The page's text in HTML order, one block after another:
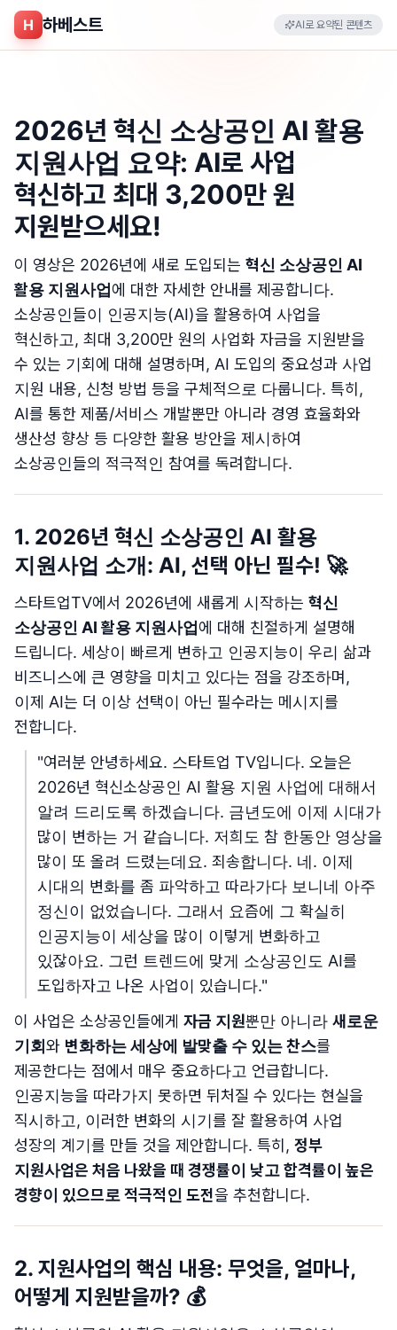
H 하베스트 AI로 요약된 콘텐츠
2026년 혁신 소상공인 AI 활용
지원사업 요약: AI로 사업
혁신하고 최대 3,200만 원
지원받으세요!
이 영상은 2026년에 새로 도입되는 혁신 소상공인 AI
활용 지원사업 에 대한 자세한 안내를 제공합니다.
소상공인들이 인공지능(AI)을 활용하여 사업을
혁신하고, 최대 3,200만 원의 사업화 자금을 지원받을
수 있는 기회에 대해 설명하며, AI 도입의 중요성과 사업
지원 내용, 신청 방법 등을 구체적으로 다룹니다. 특히,
AI를 통한 제품/서비스 개발뿐만 아니라 경영 효율화와
생산성 향상 등 다양한 활용 방안을 제시하여
소상공인들의 적극적인 참여를 독려합니다.
1. 2026년 혁신 소상공인 AI 활용
지원사업 소개: AI, 선택 아닌 필수! 🚀
스타트업TV에서 2026년에 새롭게 시작하는 혁신
소상공인 AI 활용 지원사업 에 대해 친절하게 설명해
드립니다. 세상이 빠르게 변하고 인공지능이 우리 삶과
비즈니스에 큰 영향을 미치고 있다는 점을 강조하며,
이제 AI는 더 이상 선택이 아닌 필수라는 메시지를
전합니다.
"여러분 안녕하세요. 스타트업 TV입니다. 오늘은
2026년 혁신소상공인 AI 활용 지원 사업에 대해서
알려 드리도록 하겠습니다. 금년도에 이제 시대가
많이 변하는 거 같습니다. 저희도 참 한동안 영상을
많이 또 올려 드렸는데요. 죄송합니다. 네. 이제
시대의 변화를 좀 파악하고 따라가다 보니네 아주
정신이 없었습니다. 그래서 요즘에 그 확실히
인공지능이 세상을 많이 이렇게 변화하고
있잖아요. 그런 트렌드에 맞게 소상공인도 AI를
도입하자고 나온 사업이 있습니다."
이 사업은 소상공인들에게 자금 지원뿐만 아니라 새로운
기회와 변화하는 세상에 발맞출 수 있는 찬스를
제공한다는 점에서 매우 중요하다고 언급합니다.
인공지능을 따라가지 못하면 뒤처질 수 있다는 현실을
직시하고, 이러한 변화의 시기를 잘 활용하여 사업
성장의 계기를 만들 것을 제안합니다. 특히, 정부
지원사업은 처음 나왔을 때 경쟁률이 낮고 합격률이 높은
경향이 있으므로 적극적인 도전을 추천합니다.
2. 지원사업의 핵심 내용: 무엇을, 얼마나,
어떻게 지원받을까? 💰